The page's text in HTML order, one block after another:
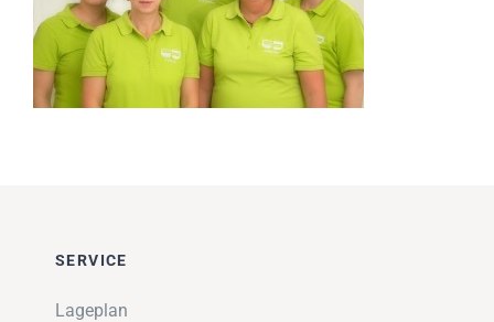
SUCHE
NACH:
SERVICE
Lageplan